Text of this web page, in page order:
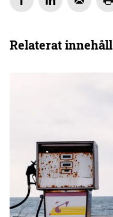
Relaterat innehåll